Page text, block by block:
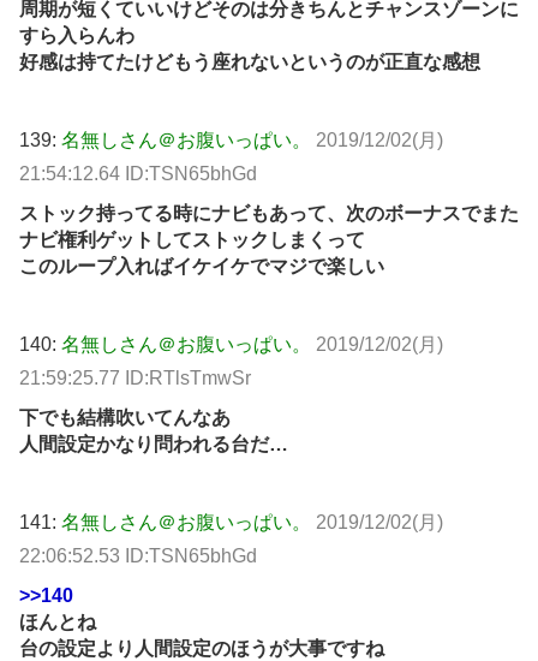
周期が短くていいけどそのは分きちんとチャンスゾーンに
すら入らんわ
好感は持てたけどもう座れないというのが正直な感想
139: 名無しさん＠お腹いっぱい。
2019/12/02(月)
21:54:12.64 ID:TSN65bhGd
ストック持ってる時にナビもあって、次のボーナスでまた
ナビ権利ゲットしてストックしまくって
このループ入ればイケイケでマジで楽しい
140: 名無しさん＠お腹いっぱい。
2019/12/02(月)
21:59:25.77 ID:RTlsTmwSr
下でも結構吹いてんなあ
人間設定かなり問われる台だ…
141: 名無しさん＠お腹いっぱい。
2019/12/02(月)
22:06:52.53 ID:TSN65bhGd
>>140
ほんとね
台の設定より人間設定のほうが大事ですね